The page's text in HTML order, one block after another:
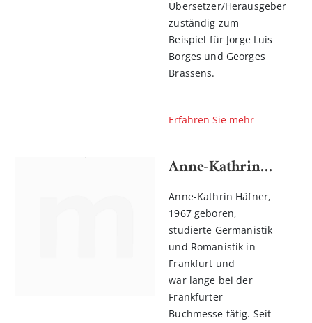
Übersetzer/Herausgeber
zuständig zum
Beispiel für Jorge Luis
Borges und Georges
Brassens.
Erfahren Sie mehr
Anne-Kathrin Häfner
Anne-Kathrin Häfner,
1967 geboren,
studierte Germanistik
und Romanistik in
Frankfurt und
war lange bei der
Frankfurter
Buchmesse tätig. Seit